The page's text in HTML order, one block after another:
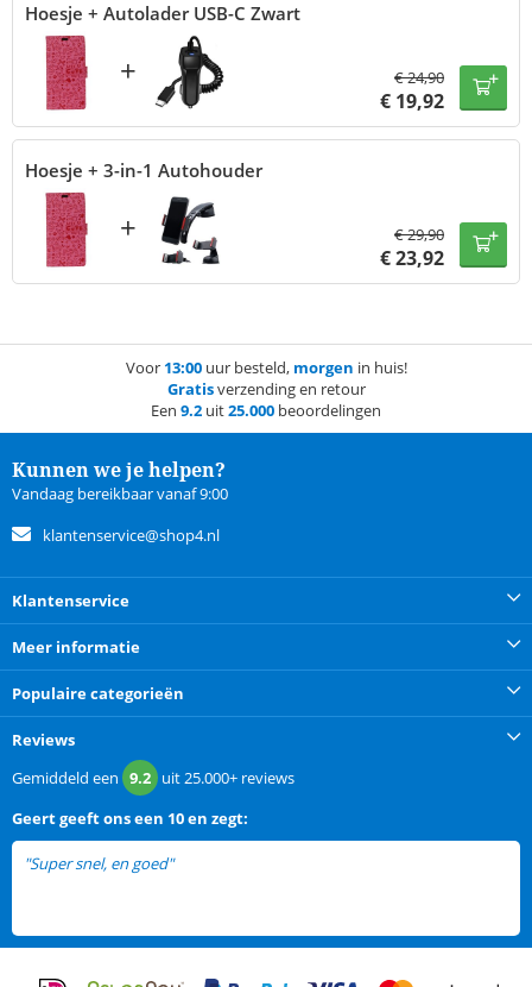
Hoesje + Autolader USB-C Zwart
+ €24,90
€ 19,92
Hoesje + 3-in-1 Autohouder
+ €29,90
€23,92
Voor 13:00uur besteld, morgen in huis!
Gratisverzending en retour
Een 9.2 uit25.000 beoordelingen
Kunnen we je helpen?
Vandaag bereikbaar vanaf 9:00
klantenservice@shop4.nl
Klantenservice
Meer informatie
Populaire categorieën
Reviews
Gemiddeld een 9.2 uit25.000+ reviews
Geertgeeft ons een 10 en zegt:
"Super snel, en goed"